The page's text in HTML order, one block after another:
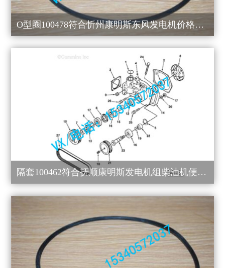
O型圈100478符合忻州康明斯东风发电机价格实惠
隔套100462符合抚顺康明斯发电机组柴油机便宜配件